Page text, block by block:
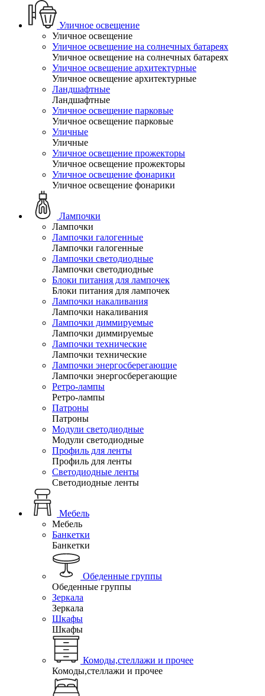
Уличное освещение
Уличное освещение
Уличное освещение на солнечных батареях
Уличное освещение на солнечных батареях
Уличное освещение архитектурные
Уличное освещение архитектурные
Ландшафтные
Ландшафтные
Уличное освещение парковые
Уличное освещение парковые
Уличные
Уличные
Уличное освещение прожекторы
Уличное освещение прожекторы
Уличное освещение фонарики
Уличное освещение фонарики
Лампочки
Лампочки
Лампочки галогенные
Лампочки галогенные
Лампочки светодиодные
Лампочки светодиодные
Блоки питания для лампочек
Блоки питания для лампочек
Лампочки накаливания
Лампочки накаливания
Лампочки диммируемые
Лампочки диммируемые
Лампочки технические
Лампочки технические
Лампочки энергосберегающие
Лампочки энергосберегающие
Ретро-лампы
Ретро-лампы
Патроны
Патроны
Модули светодиодные
Модули светодиодные
Профиль для ленты
Профиль для ленты
Светодиодные ленты
Светодиодные ленты
Мебель
Мебель
Банкетки
Банкетки
Обеденные группы
Обеденные группы
Зеркала
Зеркала
Шкафы
Шкафы
Комоды,стеллажи и прочее
Комоды,стеллажи и прочее